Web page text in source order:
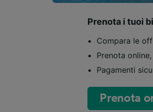
Prenota i tuoi
Compara le
Prenota
Pagamenti
Prenota